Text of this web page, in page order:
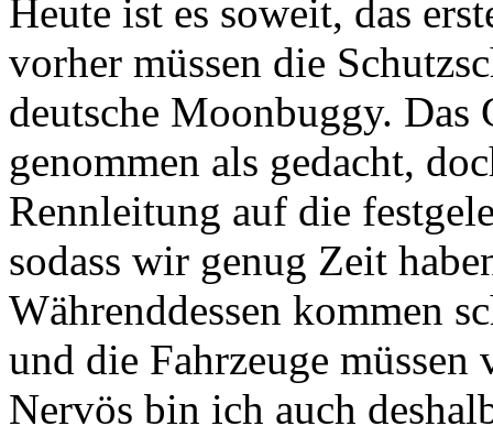
Heute ist es soweit, das
vorher müssen die
deutsche Moonbuggy.
genommen als gedacht,
Rennleitung auf die
sodass wir genug Zeit
Währenddessen kommen
und die Fahrzeuge müssen
Nervös bin ich auch